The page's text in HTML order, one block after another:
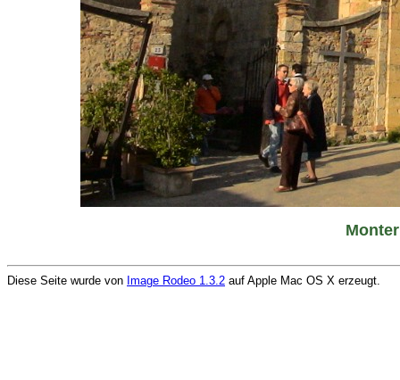
Diese Seite wurde von Image Rodeo 1.3.2 auf Apple Mac OS X erzeugt.